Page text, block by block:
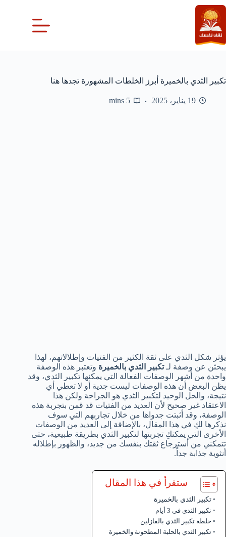
التجاوز
إلى
المحتوى
تكبير الثدي بالخميرة أبرز الخلطات المشهورة تجدها هنا
19 يناير، 2025 5 mins
يؤثر شكل الثدي على ثقة الكثير من الفتيات وإطلالاتهم، لهذا
يبحثن عن وصفة لـتكبير الثدي بالخميرة وتعتبر هذه الوصفة
واحدة من أشهر الوصفات الفعالة التي يمكنها تكبير الثدي، وقد
يظن البعض أن هذه الوصفات ليست جدية أو لا تعطي أي
نتيجة، والحل الوحيد لتكبير الثدي هو الجراحة ولكن هذا
الاعتقاد غير صحيح لأن العديد من الفتيات قد قمن بتجربة هذه
الوصفة، وقد أثبتت جدواها من خلال تجاربهم التي سوف
نذكرها لكِ في هذا المقال، بالإضافة إلى العديد من الوصفات
الأخرى التي يمكنكِ تجربتها لتكبير الثدي بطريقة طبيعية، حتى
تتمكني من أسترجاع ثقتك بنفسك من جديد، والظهور بإطلاله
أنثوية جذابة جداً.
ستقرأ في هذا المقال
تكبير الثدي بالخميرة
تكبير الثدي في 3 أيام
خلطة تكبير الثدي بالفازلين
تكبير الثدي بالحلبة المطحونة والخميرة